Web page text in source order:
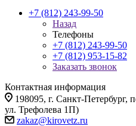
+7 (812) 243-99-50
Назад
Телефоны
+7 (812) 243-99-50
+7 (812) 953-15-82
Заказать звонок
Контактная информация
198095, г. Санкт-Петербург,
ул. Трефолева 1П)
zakaz@kirovetz.ru